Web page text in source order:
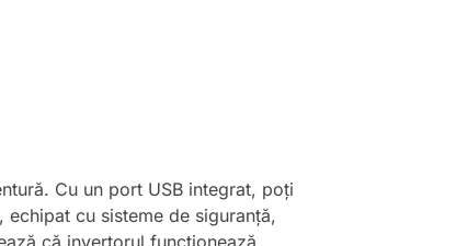
Cu un port USB integrat, poți
cu sisteme de siguranță,
că invertorul funcționează